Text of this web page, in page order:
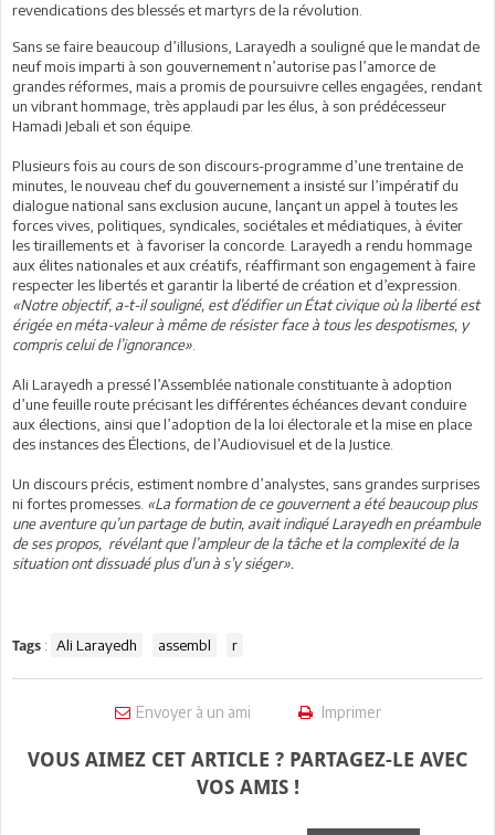
revendications des blessés et martyrs de la révolution.
Sans se faire beaucoup d’illusions, Larayedh a souligné que le mandat de
neuf mois imparti à son gouvernement n’autorise pas l’amorce de
grandes réformes, mais a promis de poursuivre celles engagées, rendant
un vibrant hommage, très applaudi par les élus, à son prédécesseur
Hamadi Jebali et son équipe.
Plusieurs fois au cours de son discours-programme d’une trentaine de
minutes, le nouveau chef du gouvernement a insisté sur l’impératif du
dialogue national sans exclusion aucune, lançant un appel à toutes les
forces vives, politiques, syndicales, sociétales et médiatiques, à éviter
les tiraillements et à favoriser la concorde. Larayedh a rendu hommage
aux élites nationales et aux créatifs, réaffirmant son engagement à faire
respecter les libertés et garantir la liberté de création et d’expression.
«Notre objectif, a-t-il souligné, est d’édifier un État civique où la liberté est
érigée en méta-valeur à même de résister face à tous les despotismes, y
compris celui de l’ignorance»
Ali Larayedh a pressé l’Assemblée nationale constituante à adoption
d’une feuille route précisant les différentes échéances devant conduire
aux élections, ainsi que l’adoption de la loi électorale et la mise en place
des instances des Élections, de l’Audiovisuel et de la Justice.
Un discours précis, estiment nombre d’analystes, sans grandes surprises
ni fortes promesses. «La formation de ce gouvernent a été beaucoup plus
une aventure qu’un partage de butin, avait indiqué Larayedh en préambule
de ses propos, révélant que l’ampleur de la tâche et la complexité de la
situation ont dissuadé plus d’un à s’y siéger».
Tags : Ali Larayedh assembl r
Envoyer à un ami Imprimer
VOUS AIMEZ CET ARTICLE ? PARTAGEZ-LE AVEC
VOS AMIS !